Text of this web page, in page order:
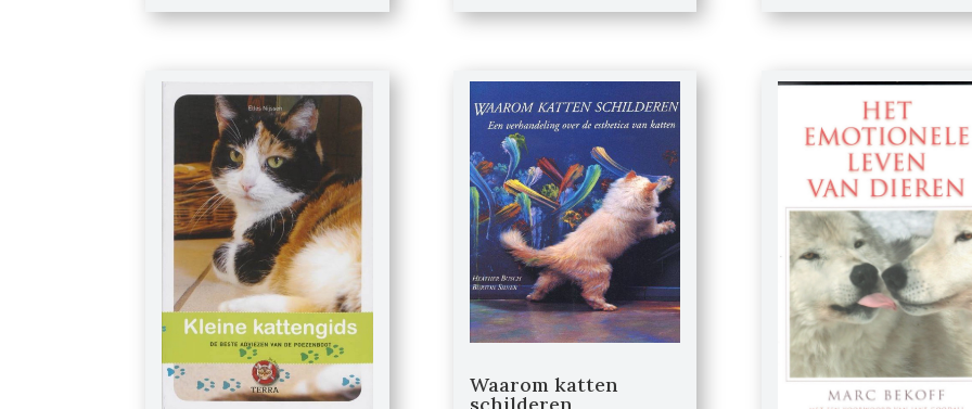
Waarom katten